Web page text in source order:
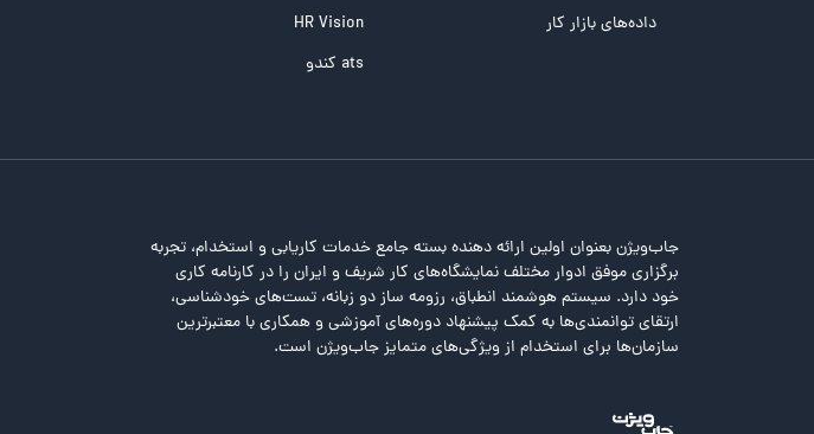
تست هوش های چندگانه
داده‌های بازار کار
HR Vision
ats کندو
جاب‌ویژن بعنوان اولین ارائه دهنده بسته جامع خدمات کاریابی و استخدام، تجربه
برگزاری موفق ادوار مختلف نمایشگاه‌های کار شریف و ایران را در کارنامه کاری
خود دارد. سیستم هوشمند انطباق، رزومه ساز دو زبانه، تست‌های خودشناسی،
ارتقای توانمندی‌ها به کمک پیشنهاد دوره‌های آموزشی و همکاری با معتبرترین
سازمان‌ها برای استخدام از ویژگی‌های متمایز جاب‌ویژن است.